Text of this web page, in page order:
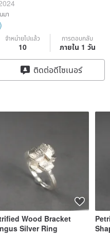
มา
จำหน่ายไปแล้ว
10
การตอบกลับ
ภายใน 1 วัน
ติดต่อดีไซเนอร์
Wood Bracket
Silver Ring